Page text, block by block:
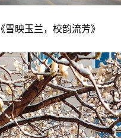
《雪映玉兰，校韵流芳》